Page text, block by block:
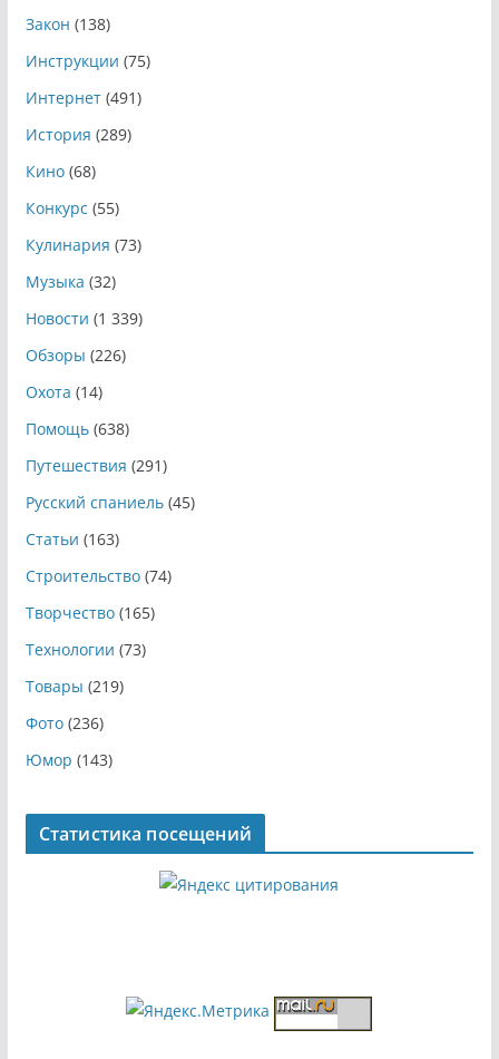
Закон (138)
Инструкции (75)
Интернет(491)
История (289)
Кино(68)
Конкурс (55)
Кулинария (73)
Музыка (32)
Новости (1 339)
Обзоры (226)
Охота (14)
Помощь(638)
Путешествия (291)
Русский спаниель(45)
Статьи (163)
Строительство(74)
Творчество(165)
Технологии (73)
Товары (219)
Фото(236)
Юмор (143)
Статистика посещений